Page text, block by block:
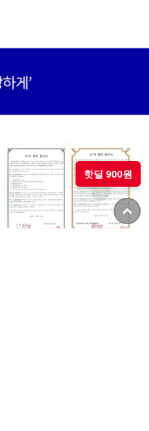
핫딜 900원